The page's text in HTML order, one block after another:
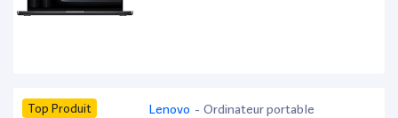
Top Produit Lenovo - Ordinateur portable